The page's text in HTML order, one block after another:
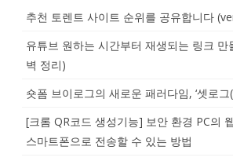
추천 토렌트 사이트 순위를 공유합니다
유튜브 원하는 시간부터 재생되는 링크 만
벽 정리)
숏폼 브이로그의 새로운 패러다임, ‘셋로그
[크롬 QR코드 생성기능] 보안 환경 PC의
스마트폰으로 전송할 수 있는 방법